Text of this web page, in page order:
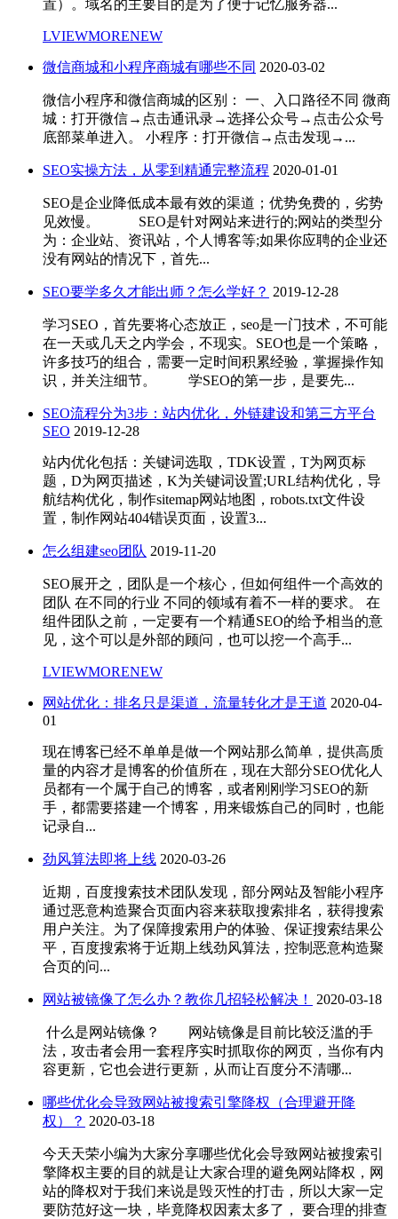
置）。域名的主要目的是为了便于记忆服务器...
LVIEWMORENEW
微信商城和小程序商城有哪些不同 2020-03-02
微信小程序和微信商城的区别： 一、入口路径不同 微商
城：打开微信→点击通讯录→选择公众号→点击公众号
底部菜单进入。 小程序：打开微信→点击发现→...
SEO实操方法，从零到精通完整流程 2020-01-01
SEO是企业降低成本最有效的渠道；优势免费的，劣势
见效慢。 SEO是针对网站来进行的;网站的类型分
为：企业站、资讯站，个人博客等;如果你应聘的企业还
没有网站的情况下，首先...
SEO要学多久才能出师？怎么学好？ 2019-12-28
学习SEO，首先要将心态放正，seo是一门技术，不可能
在一天或几天之内学会，不现实。SEO也是一个策略，
许多技巧的组合，需要一定时间积累经验，掌握操作知
识，并关注细节。 学SEO的第一步，是要先...
SEO流程分为3步：站内优化，外链建设和第三方平台
SEO 2019-12-28
站内优化包括：关键词选取，TDK设置，T为网页标
题，D为网页描述，K为关键词设置;URL结构优化，导
航结构优化，制作sitemap网站地图，robots.txt文件设
置，制作网站404错误页面，设置3...
怎么组建seo团队 2019-11-20
SEO展开之，团队是一个核心，但如何组件一个高效的
团队 在不同的行业 不同的领域有着不一样的要求。 在
组件团队之前，一定要有一个精通SEO的给予相当的意
见，这个可以是外部的顾问，也可以挖一个高手...
LVIEWMORENEW
网站优化：排名只是渠道，流量转化才是王道 2020-04-
01
现在博客已经不单单是做一个网站那么简单，提供高质
量的内容才是博客的价值所在，现在大部分SEO优化人
员都有一个属于自己的博客，或者刚刚学习SEO的新
手，都需要搭建一个博客，用来锻炼自己的同时，也能
记录自...
劲风算法即将上线 2020-03-26
近期，百度搜索技术团队发现，部分网站及智能小程序
通过恶意构造聚合页面内容来获取搜索排名，获得搜索
用户关注。为了保障搜索用户的体验、保证搜索结果公
平，百度搜索将于近期上线劲风算法，控制恶意构造聚
合页的问...
网站被镜像了怎么办？教你几招轻松解决！ 2020-03-18
什么是网站镜像？ 网站镜像是目前比较泛滥的手
法，攻击者会用一套程序实时抓取你的网页，当你有内
容更新，它也会进行更新，从而让百度分不清哪...
哪些优化会导致网站被搜索引擎降权（合理避开降
权）？ 2020-03-18
今天天荣小编为大家分享哪些优化会导致网站被搜索引
擎降权主要的目的就是让大家合理的避免网站降权，网
站的降权对于我们来说是毁灭性的打击，所以大家一定
要防范好这一块，毕竟降权因素太多了， 要合理的排查